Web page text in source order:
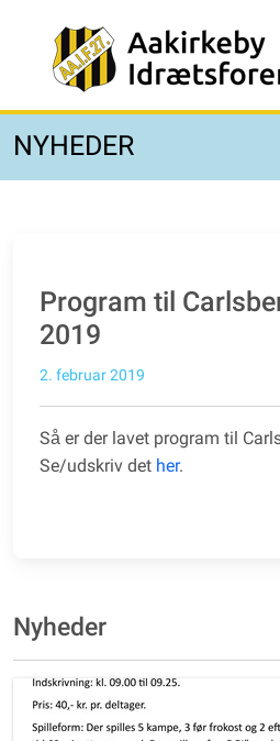
NYHEDER
Program til
2019
2. februar 2019
Så er der lavet program til
Se/udskriv det her.
Nyheder